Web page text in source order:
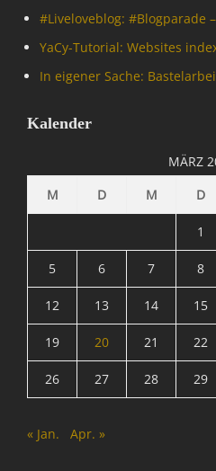
#Livelove­blog: #Blogparade
YaCy-Tutorial: Websites
In eigener Sache:
Kalender
MÄRZ
M
D M D
1
5 6 7 8
12 13 14 15
19 20 21 22
26 27 28 29
« Jan. Apr. »